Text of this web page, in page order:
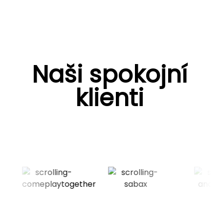
Naši spokojní
klienti